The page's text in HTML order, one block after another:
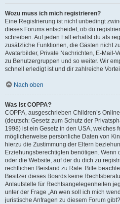
Wozu muss ich mich registrieren?
Eine Registrierung ist nicht unbedingt
dieses Forums entscheidet, ob du
schreiben. Auf jeden Fall erhältst du als
zusätzliche Funktionen, die Gästen nicht
Avatarbilder, Private Nachrichten, E-Mail-
zu Benutzergruppen und so weiter. Wir
schnell erledigt ist und dir zahlreiche
Nach oben
Was ist COPPA?
COPPA, ausgeschrieben Children’s
(deutsch: Gesetz zum Schutz der
1998) ist ein Gesetz in den USA, welches
möglicherweise persönliche Daten von
hierzu die Zustimmung der Eltern
Erziehungsberechtigten benötigen. Wenn
oder die Website, auf der du dich zu
rechtlichen Beistand zu Rate. Bitte
Besitzer dieses Boards keine
Anlaufstelle für Rechtsangelegenheiten
unter der Frage „An wen soll ich mich
juristische Anfragen zu diesem Forum